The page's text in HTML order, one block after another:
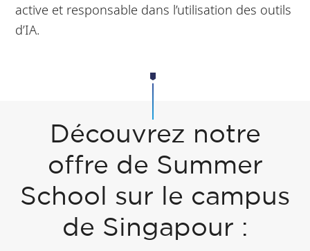
active et responsable dans l’utilisation des outils
d’IA.
Découvrez notre
offre de Summer
School sur le campus
de Singapour :